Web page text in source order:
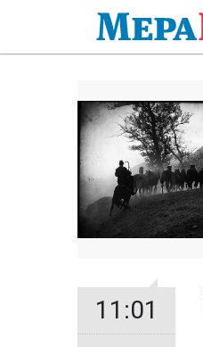
11:01